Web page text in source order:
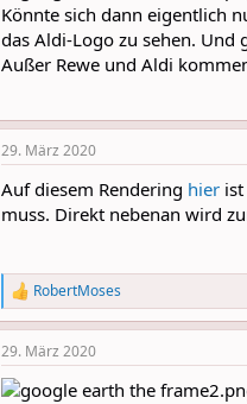
Könnte sich dann eigentlich
das Aldi-Logo zu sehen. Und
Außer Rewe und Aldi
29. März 2020
Auf diesem Rendering hier
muss. Direkt nebenan wird
R
e
a
c
t
i
RobertMoses
29. März 2020